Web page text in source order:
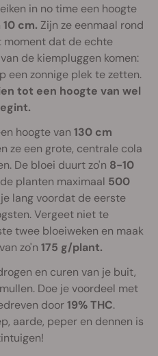
in no time een hoogte
10 cm. Zijn ze eenmaal rond
moment dat de echte
de kiempluggen komen:
een zonnige plek te zetten.
tot een hoogte van wel
hoogte van 130 cm
ze een grote, centrale cola
De bloei duurt zo'n 8-10
planten maximaal 500
lang voordat de eerste
Vergeet niet te
twee bloeiweken en maak
zo'n 175 g/plant.
en curen van je buit,
Doe je voordeel met
door19% THC.
aarde, peper en dennen is